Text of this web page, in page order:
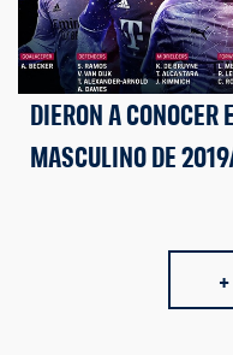
DIERON A CONOCER
MASCULINO DE